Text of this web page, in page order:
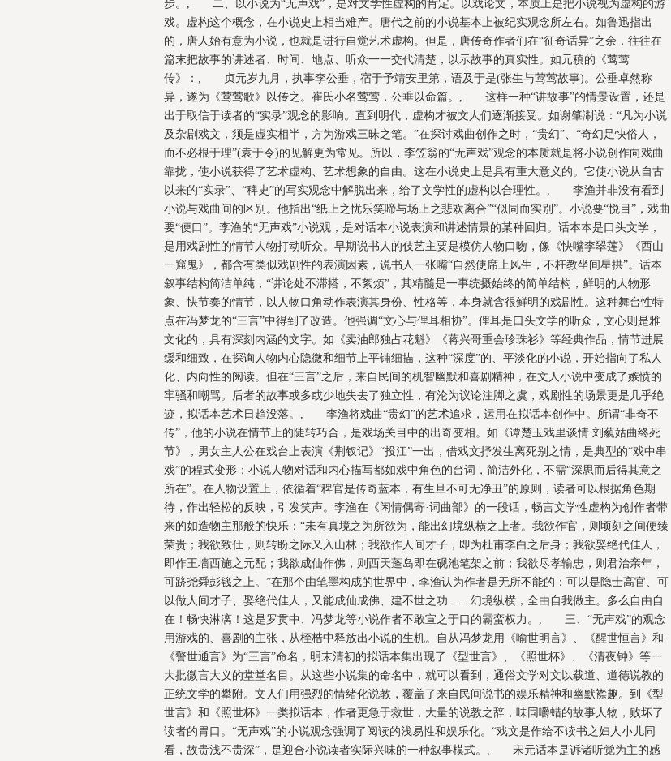
步。, 二、以小说为“无声戏”，是对文学性虚构的肯定。以戏论文，本质上是把小说视为虚构的游
戏。虚构这个概念，在小说史上相当难产。唐代之前的小说基本上被纪实观念所左右。如鲁迅指出
的，唐人始有意为小说，也就是进行自觉艺术虚构。但是，唐传奇作者们在“征奇话异”之余，往往在
篇末把故事的讲述者、时间、地点、听众一一交代清楚，以示故事的真实性。如元稹的《莺莺
传》：, 贞元岁九月，执事李公垂，宿于予靖安里第，语及于是(张生与莺莺故事)。公垂卓然称
异，遂为《莺莺歌》以传之。崔氏小名莺莺，公垂以命篇。, 这样一种“讲故事”的情景设置，还是
出于取信于读者的“实录”观念的影响。直到明代，虚构才被文人们逐渐接受。如谢肇淛说：“凡为小说
及杂剧戏文，须是虚实相半，方为游戏三昧之笔。”在探讨戏曲创作之时，“贵幻”、“奇幻足快俗人，
而不必根于理”(袁于令)的见解更为常见。所以，李笠翁的“无声戏”观念的本质就是将小说创作向戏曲
靠拢，使小说获得了艺术虚构、艺术想象的自由。这在小说史上是具有重大意义的。它使小说从自古
以来的“实录”、“稗史”的写实观念中解脱出来，给了文学性的虚构以合理性。, 李渔并非没有看到
小说与戏曲间的区别。他指出“纸上之忧乐笑啼与场上之悲欢离合”“似同而实别”。小说要“悦目”，戏曲
要“便口”。李渔的“无声戏”小说观，是对话本小说表演和讲述情景的某种回归。话本本是口头文学，
是用戏剧性的情节人物打动听众。早期说书人的伎艺主要是模仿人物口吻，像《快嘴李翠莲》《西山
一窟鬼》，都含有类似戏剧性的表演因素，说书人一张嘴“自然使席上风生，不枉教坐间星拱”。话本
叙事结构简洁单纯，“讲论处不滞搭，不絮烦”，其精髓是一事统摄始终的简单结构，鲜明的人物形
象、快节奏的情节，以人物口角动作表演其身份、性格等，本身就含很鲜明的戏剧性。这种舞台性特
点在冯梦龙的“三言”中得到了改造。他强调“文心与俚耳相协”。俚耳是口头文学的听众，文心则是雅
文化的，具有深刻内涵的文字。如《卖油郎独占花魁》《蒋兴哥重会珍珠衫》等经典作品，情节进展
缓和细致，在探询人物内心隐微和细节上平铺细描，这种“深度”的、平淡化的小说，开始指向了私人
化、内向性的阅读。但在“三言”之后，来自民间的机智幽默和喜剧精神，在文人小说中变成了嫉愤的
牢骚和嘲骂。后者的故事或多或少地失去了独立性，有沦为议论注脚之虞，戏剧性的场景更是几乎绝
迹，拟话本艺术日趋没落。, 李渔将戏曲“贵幻”的艺术追求，运用在拟话本创作中。所谓“非奇不
传”，他的小说在情节上的陡转巧合，是戏场关目中的出奇变相。如《谭楚玉戏里谈情 刘藐姑曲终死
节》，男女主人公在戏台上表演《荆钗记》“投江”一出，借戏文抒发生离死别之情，是典型的“戏中串
戏”的程式变形；小说人物对话和内心描写都如戏中角色的台词，简洁外化，不需“深思而后得其意之
所在”。在人物设置上，依循着“稗官是传奇蓝本，有生旦不可无净丑”的原则，读者可以根据角色期
待，作出轻松的反映，引发笑声。李渔在《闲情偶寄·词曲部》的一段话，畅言文学性虚构为创作者带
来的如造物主那般的快乐：“未有真境之为所欲为，能出幻境纵横之上者。我欲作官，则顷刻之间便臻
荣贵；我欲致仕，则转盼之际又入山林；我欲作人间才子，即为杜甫李白之后身；我欲娶绝代佳人，
即作王墙西施之元配；我欲成仙作佛，则西天蓬岛即在砚池笔架之前；我欲尽孝输忠，则君治亲年，
可跻尧舜彭篯之上。”在那个由笔墨构成的世界中，李渔认为作者是无所不能的：可以是隐士高官、可
以做人间才子、娶绝代佳人，又能成仙成佛、建不世之功……幻境纵横，全由自我做主。多么自由自
在！畅快淋漓！这是罗贯中、冯梦龙等小说作者不敢宣之于口的霸蛮权力。, 三、“无声戏”的观念
用游戏的、喜剧的主张，从桎梏中释放出小说的生机。自从冯梦龙用《喻世明言》、《醒世恒言》和
《警世通言》为“三言”命名，明末清初的拟话本集出现了《型世言》、《照世杯》、《清夜钟》等一
大批微言大义的堂堂名目。从这些小说集的命名中，就可以看到，通俗文学对文以载道、道德说教的
正统文学的攀附。文人们用强烈的情绪化说教，覆盖了来自民间说书的娱乐精神和幽默襟趣。到《型
世言》和《照世杯》一类拟话本，作者更急于救世，大量的说教之辞，味同嚼蜡的故事人物，败坏了
读者的胃口。“无声戏”的小说观念强调了阅读的浅易性和娱乐化。“戏文是作给不读书之妇人小儿同
看，故贵浅不贵深”，是迎合小说读者实际兴味的一种叙事模式。, 宋元话本是诉诸听觉为主的感